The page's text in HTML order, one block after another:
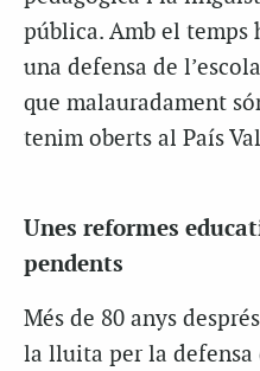
pública. Amb el temps
una defensa de
que malauradament
tenim oberts al País
Unes reformes
pendents
Més de 80 anys
la lluita per la defensa